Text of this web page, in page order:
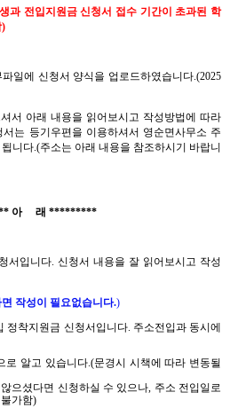
과 전입지원금 신청서 접수 기간이 초과된 학
)
일에 신청서 양식을 업로드하였습니다.(2025
서 아래 내용을 읽어보시고 작성방법에 따라
는 등기우편을 이용하셔서 영순면사무소 주
니다.(주소는 아래 내용을 참조하시기 바랍니
아 래 *********
서입니다. 신청서 내용을 잘 읽어보시고 작성
작성이 필요없습니다.)
정착지원금 신청서입니다. 주소전입과 동시에
알고 있습니다.(문경시 시책에 따라 변동될
으셨다면 신청하실 수 있으나, 주소 전입일로
불가함)